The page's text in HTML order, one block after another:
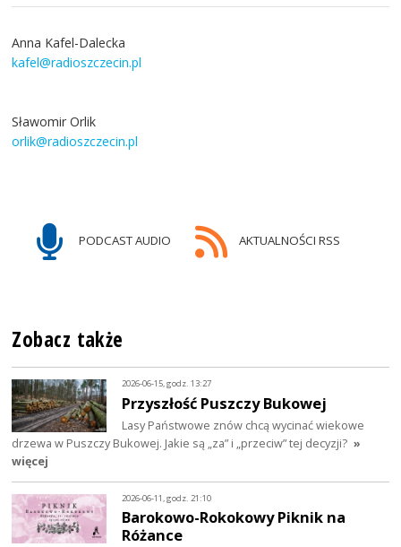
Anna Kafel-Dalecka
kafel@radioszczecin.pl
Sławomir Orlik
orlik@radioszczecin.pl
PODCAST AUDIO AKTUALNOŚCI RSS
Zobacz także
2026-06-15, godz. 13:27
Przyszłość Puszczy Bukowej
Lasy Państwowe znów chcą wycinać wiekowe
drzewa w Puszczy Bukowej. Jakie są „za” i „przeciw” tej decyzji? »
więcej
2026-06-11, godz. 21:10
Barokowo-Rokokowy Piknik na
Różance